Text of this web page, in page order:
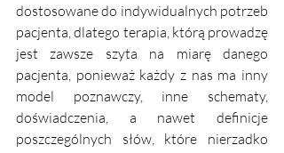
dostosowane do indywidualnych potrzeb
pacjenta, dlatego terapia, którą prowadzę
jest zawsze szyta na miarę danego
pacjenta, ponieważ każdy z nas ma inny
model poznawczy, inne schematy,
doświadczenia, a nawet definicje
poszczególnych słów, które nierzadko